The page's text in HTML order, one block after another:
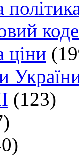
ціни
(123)